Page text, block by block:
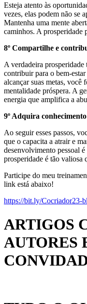
Esteja atento às
vezes, elas podem não se
Mantenha uma mente
caminhos. A prosperidade
8º Compartilhe e
A verdadeira
contribuir para o bem-
alcançar suas metas, você
mentalidade próspera. A
energia que amplifica a
9º Adquira
Ao seguir esses passos,
que o capacita a atrair e
desenvolvimento pessoal
prosperidade é tão valiosa
Participe do meu
link está abaixo!
https://bit.ly/Cocriador23-
ARTIGOS
AUTORES